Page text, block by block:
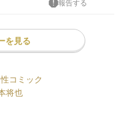
報告する
を見る
コミック
将也